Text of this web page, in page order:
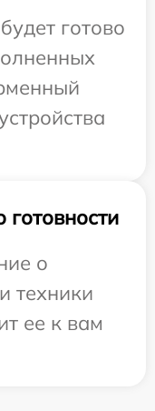
готово
о
техники
ее к вам